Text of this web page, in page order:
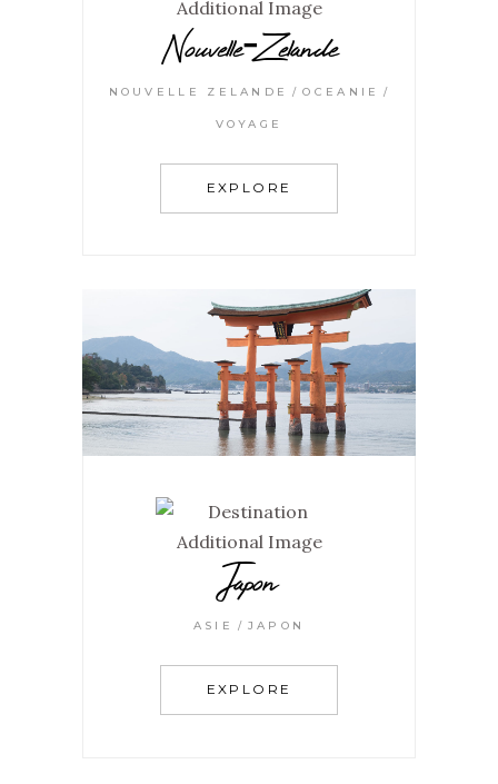
Nouvelle-Zelande
NOUVELLE ZELANDE OCEANIE
VOYAGE
EXPLORE
Japon
ASIE JAPON
EXPLORE